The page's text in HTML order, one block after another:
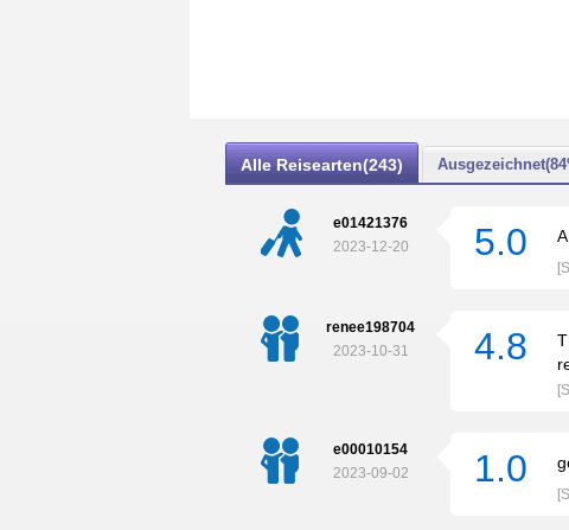
Alle Reisearten(243)
e01421376
2023-12-20
5.0
renee198704
2023-10-31
4.8
e00010154
2023-09-02
1.0